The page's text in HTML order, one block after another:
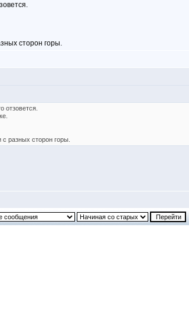
сторон горы.
отзовется.
разных сторон горы.